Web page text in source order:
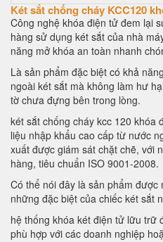
Két sắt chống cháy KCC120
Công nghệ khóa điện tử đem lại
hàng sử dụng két sắt của nhà
năng mở khóa an toàn nhanh
Là sản phẩm đặc biệt có khả
ngoài két sắt mà không làm hư
tờ chưa đựng bên trong lòng.
két sắt chống cháy kcc 120 khóa
liệu nhập khẩu cao cấp từ nước
xuất được giám sát chặt chẽ, với
hàng, tiêu chuẩn ISO 9001-2008.
Có thể nói đây là sản phẩm
những đặc biệt của chiếc két sắt
hệ thống khóa két điện tử lữu trữ
phù hợp với các doanh nghiệp